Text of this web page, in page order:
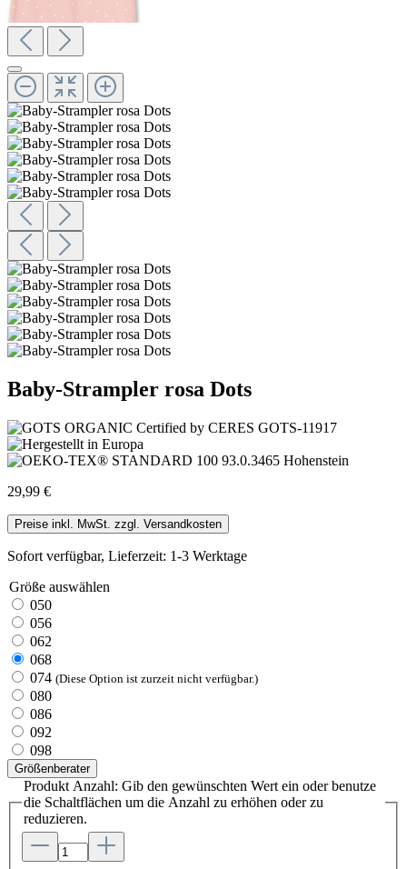
Baby-Strampler rosa Dots
29,99 €
Preise inkl. MwSt. zzgl. Versandkosten
Sofort verfügbar, Lieferzeit: 1-3 Werktage
Größe auswählen
050
056
062
068
074 (Diese Option ist zurzeit nicht verfügbar.)
080
086
092
098
Größenberater
Produkt Anzahl: Gib den gewünschten Wert ein oder benutze
die Schaltflächen um die Anzahl zu erhöhen oder zu
reduzieren.